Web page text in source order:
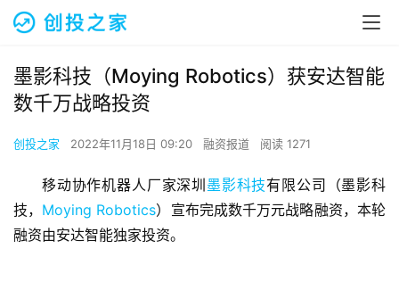
墨影科技（Moying Robotics）获安达智能
数千万战略投资
创投之家 2022年11月18日 09:20 融资报道 阅读 1271
移动协作机器人厂家深圳 墨影科技有限公司（墨影科
技， Moying Robotics）宣布完成数千万元战略融资，本轮
融资由安达智能独家投资。